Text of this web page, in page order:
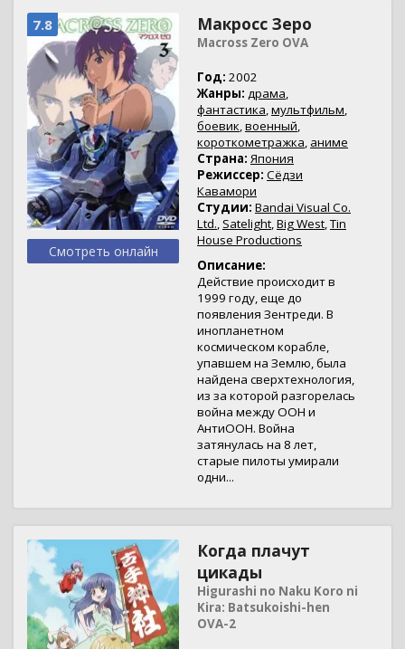
7.8
Смотреть онлайн
Макросс Зеро
Macross Zero OVA
Год: 2002
Жанры: драма,
фантастика,мультфильм,
боевик,военный,
короткометражка, аниме
Страна: Япония
Режиссер: Сёдзи
Кавамори
Студии: Bandai Visual Co.
Ltd.,Satelight,Big West,Tin
House Productions
Описание:
Действие происходит в
1999 году, еще до
появления Зентреди. В
инопланетном
космическом корабле,
упавшем на Землю, была
найдена сверхтехнология,
из за которой разгорелась
война между ООН и
АнтиООН. Война
затянулась на 8 лет,
старые пилоты умирали
одни...
Когда плачут
цикады
Higurashi no Naku Koro ni
Kira: Batsukoishi-hen
OVA-2